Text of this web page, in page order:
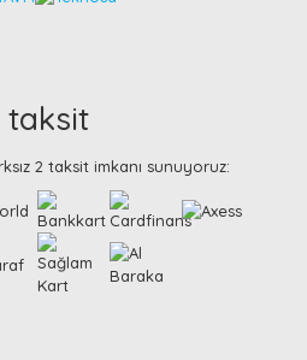
taksit
2 taksit imkanı sunuyoruz: